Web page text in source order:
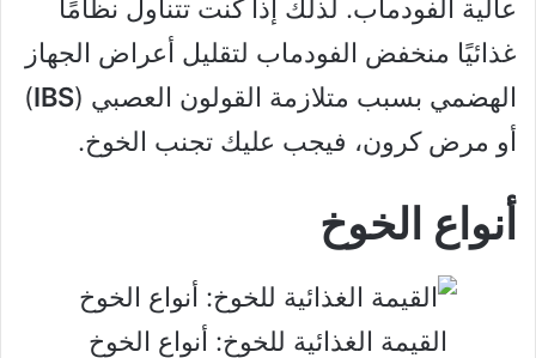
عالية الفودماب. لذلك إذا كنت تتناول نظامًا
غذائيًا منخفض الفودماب لتقليل أعراض الجهاز
الهضمي بسبب متلازمة القولون العصبي (IBS
)
أو مرض كرون، فيجب عليك تجنب الخوخ.
أنواع الخوخ
القيمة الغذائية للخوخ: أنواع الخوخ